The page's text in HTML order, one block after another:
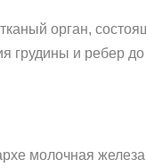
орган,
груди­ны и ребер
молочная